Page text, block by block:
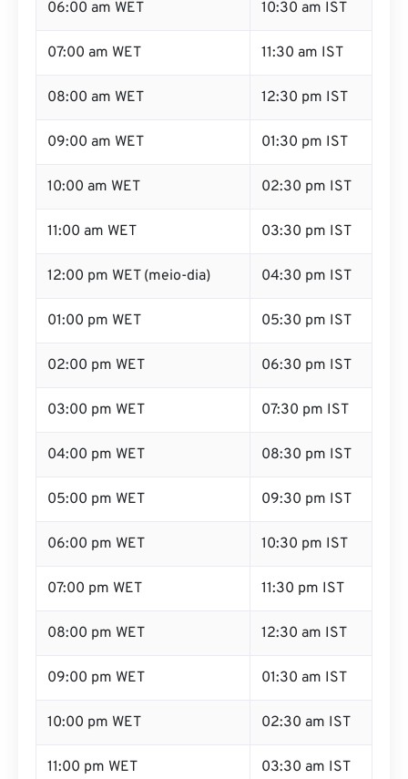
06:00 am WET 10:30 am IST
07:00 am WET 11:30 am IST
08:00 am WET 12:30 pm IST
09:00 am WET 01:30 pm IST
10:00 am WET 02:30 pm IST
11:00 am WET 03:30 pm IST
12:00 pm WET (meio-dia) 04:30 pm IST
01:00 pm WET 05:30 pm IST
02:00 pm WET 06:30 pm IST
03:00 pm WET 07:30 pm IST
04:00 pm WET 08:30 pm IST
05:00 pm WET 09:30 pm IST
06:00 pm WET 10:30 pm IST
07:00 pm WET 11:30 pm IST
08:00 pm WET 12:30 am IST
09:00 pm WET 01:30 am IST
10:00 pm WET 02:30 am IST
11:00 pm WET 03:30 am IST